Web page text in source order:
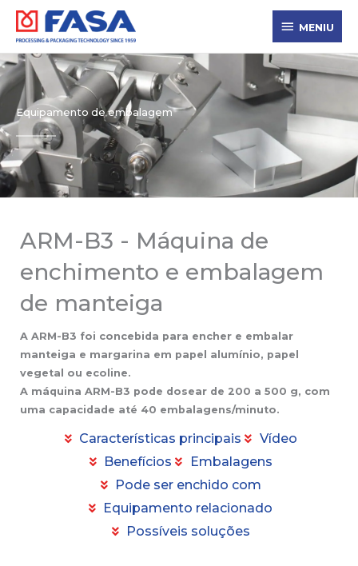
Skip
content
MENIU
MENIU
Equipamento de embalagem
ARM-B3 - Máquina de
enchimento e embalagem
de manteiga
A ARM-B3 foi concebida para encher e embalar
manteiga e margarina em papel alumínio, papel
vegetal ou ecoline.
A máquina ARM-B3 pode dosear de 200 a 500 g, com
uma capacidade até 40 embalagens/minuto.
Características principais
Vídeo
Benefícios
Embalagens
Pode ser enchido com
Equipamento relacionado
Possíveis soluções